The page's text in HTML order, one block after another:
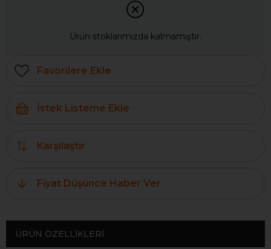
Ürün stoklarımızda kalmamıştır.
Favorilere Ekle
İstek Listeme Ekle
Karşılaştır
Fiyat Düşünce Haber Ver
ÜRÜN ÖZELLIKLERI